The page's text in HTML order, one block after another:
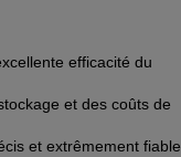
efficacité du
et des coûts de
et extrêmement fiable